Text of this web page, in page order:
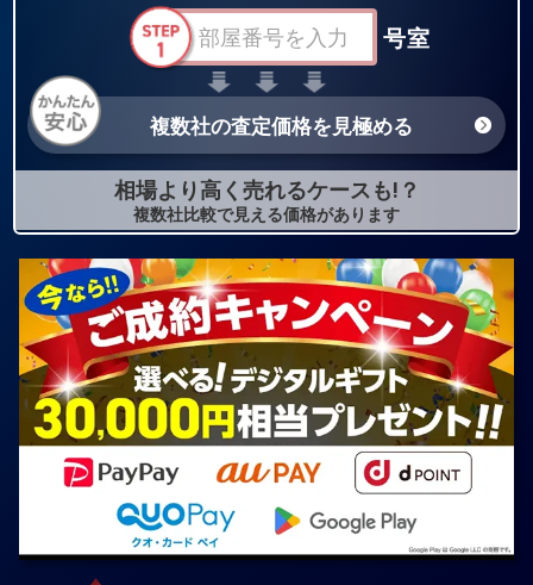
号室
複数社の査定価格を見極める
相場より高く売れるケースも!？
複数社比較で見える価格があります